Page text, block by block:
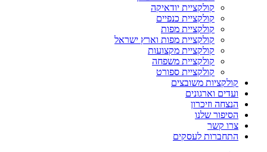
קולקציית יודאיקה
קולקציית כנפיים
קולקציית מפות
קולקציית מפות וארץ ישראל
קולקציית מקצועות
קולקציית משפחה
קולקציית ספורט
קולקציות משובצים
ועדים וארגונים
הנצחה וזיכרון
הסיפור שלנו
צרו קשר
התחברות לעסקים